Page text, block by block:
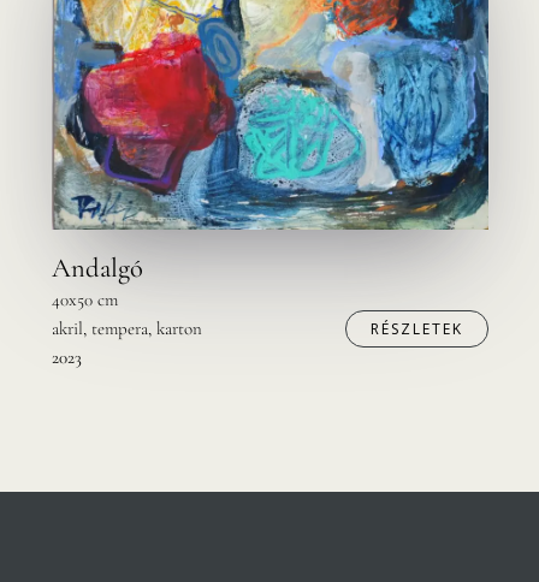
Andalgó
40x50 cm
akril, tempera, karton
2023
RÉSZLETEK